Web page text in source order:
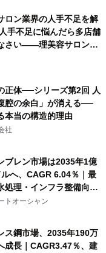
ロン業界の人手不足を解
手不足に悩んだら多店舗
さい――理美容サロン
」の教科書』2026年8月
売
正体──シリーズ第2回 人
腔の余白」が消える──
本当の構造的理由
社
ブレン市場は2035年1億
へ、CAGR 6.04％｜最
処理・インフラ整備向け
トオーシャン
ス鋼市場、2035年190万
成長｜CAGR3.47％、建